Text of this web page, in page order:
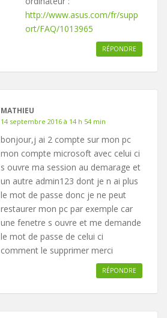
http://www.asus.com/fr/supp
ort/FAQ/1013965
RÉPONDRE
MATHIEU
14 septembre 2016 à 14 h 54 min
bonjour,j ai 2 compte sur mon pc
mon compte microsoft avec celui ci
s ouvre ma session au demarage et
un autre admin123 dont je n ai plus
le mot de passe donc je ne peut
restaurer mon pc par exemple car
une fenetre s ouvre et me demande
le mot de passe de celui ci
comment le supprimer merci
RÉPONDRE